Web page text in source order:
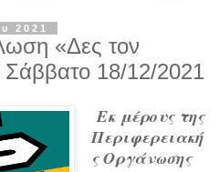
2021
«Δες τον
Σάββατο 18/12/2021
Εκ μέρους της
Περιφερειακή
ς Οργάνωσης